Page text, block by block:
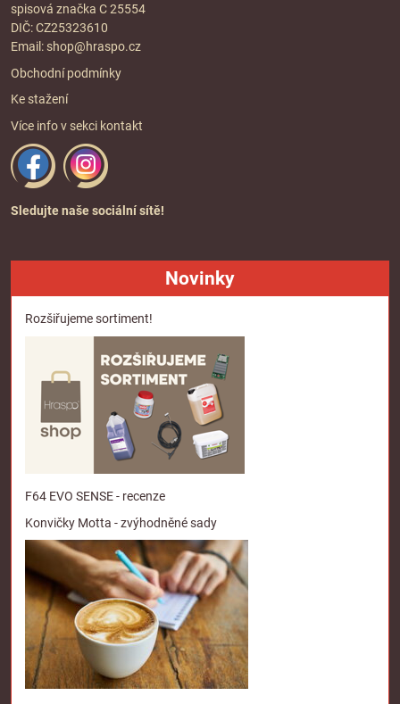
spisová značka C 25554
DIČ: CZ25323610
Email: shop@hraspo.cz
Obchodní podmínky
Ke stažení
Více info v sekci kontakt
Sledujte naše sociální sítě!
Novinky
Rozšiřujeme sortiment!
F64 EVO SENSE - recenze
Konvičky Motta - zvýhodněné sady